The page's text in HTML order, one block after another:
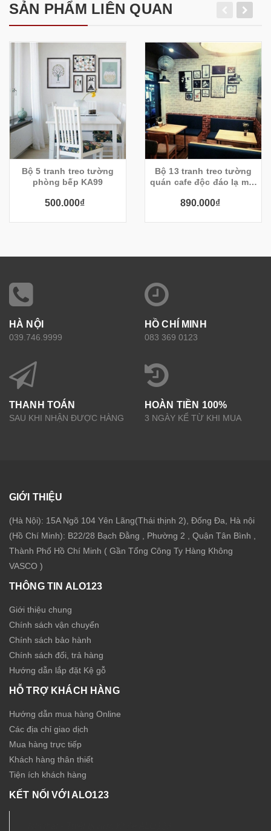
SẢN PHẨM LIÊN QUAN
Bộ 5 tranh treo tường
phòng bếp KA99
500.000₫
Bộ 13 tranh treo tường
quán cafe độc đáo lạ mặt
890.000₫
HÀ NỘI
039.746.9999
HỒ CHÍ MINH
083 369 0123
THANH TOÁN
SAU KHI NHẬN ĐƯỢC HÀNG
HOÀN TIỀN 100%
3 NGÀY KỂ TỪ KHI MUA
GIỚI THIỆU
(Hà Nội): 15A Ngõ 104 Yên Lãng(Thái thịnh 2), Đống Đa, Hà nội
(Hồ Chí Minh): B22/28 Bạch Đằng , Phường 2 , Quận Tân Bình ,
Thành Phố Hồ Chí Minh ( Gần Tổng Công Ty Hàng Không
VASCO )
THÔNG TIN ALO123
Giới thiệu chung
Chính sách vận chuyển
Chính sách bảo hành
Chính sách đổi, trả hàng
Hướng dẫn lắp đặt Kệ gỗ
HỖ TRỢ KHÁCH HÀNG
Hướng dẫn mua hàng Online
Các địa chỉ giao dịch
Mua hàng trực tiếp
Khách hàng thân thiết
Tiện ích khách hàng
KẾT NỐI VỚI ALO123